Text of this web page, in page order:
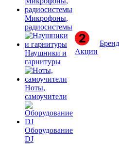
Микрофоны,
радиосистемы
Наушники и
гарнитуры
Ноты,
самоучители
Оборудование
DJ
Акции